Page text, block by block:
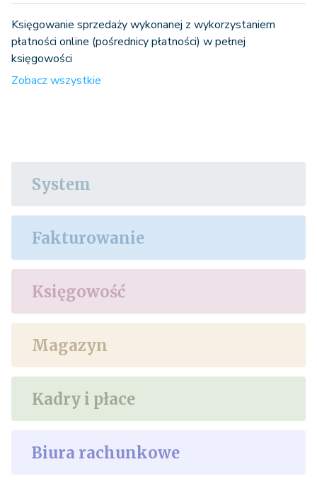
Księgowanie sprzedaży wykonanej z wykorzystaniem
płatności online (pośrednicy płatności) w pełnej
księgowości
Zobacz wszystkie
System
Fakturowanie
Księgowość
Magazyn
Kadry i płace
Biura rachunkowe